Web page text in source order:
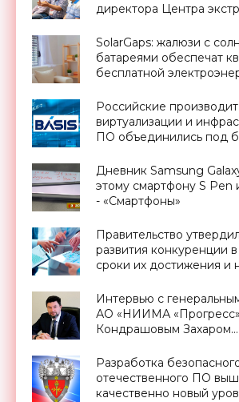
директора Центра
МИФИ - «Смартфоны»
SolarGaps: жалюзи с
батареями обеспечат
бесплатной
Российские
виртуализации и
ПО объединились под
Дневник Samsung
этому смартфону S Pen
- «Смартфоны»
Правительство
развития конкуренции
сроки их достижения и
Интервью с
АО «НИИМА «Прогресс»
Кондрашовым Захаром
Форума
«Смартфоны»
Разработка
отечественного ПО
качественно новый